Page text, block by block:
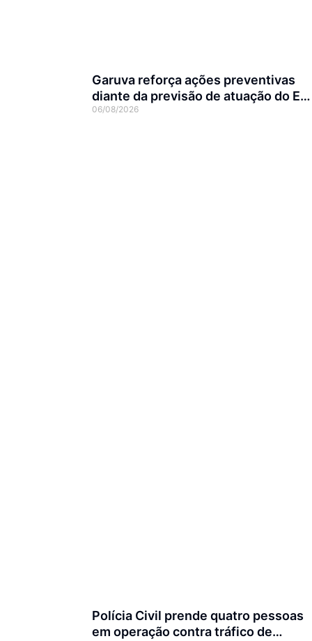
Garuva reforça ações preventivas
diante da previsão de atuação do El
Niño
06/08/2026
Polícia Civil prende quatro pessoas
em operação contra tráfico de